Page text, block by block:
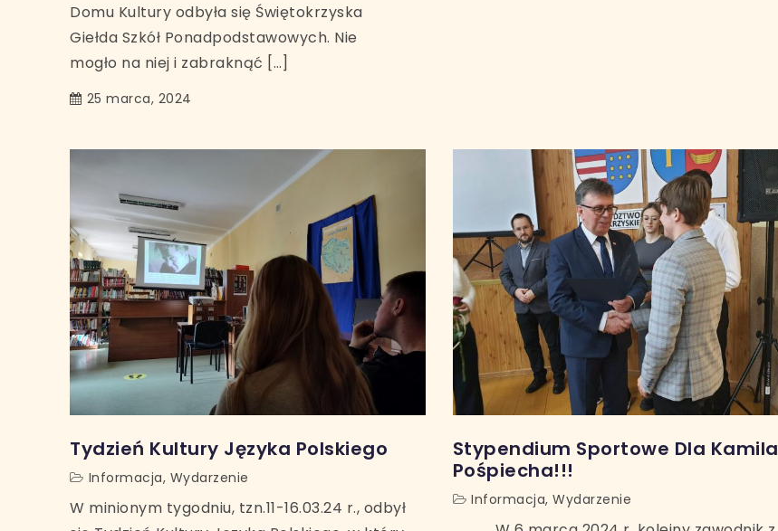
Domu Kultury odbyła się Świętokrzyska
Giełda Szkół Ponadpodstawowych. Nie
mogło na niej i zabraknąć […]
25 marca, 2024
Tydzień Kultury Języka Polskiego
Informacja, Wydarzenie
W minionym tygodniu, tzn.11-16.03.24 r., odbył
Stypendium Sportowe Dla Kamila
Pośpiecha!!!
Informacja, Wydarzenie